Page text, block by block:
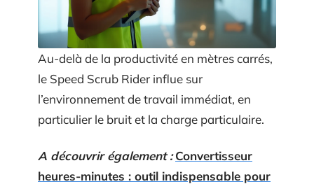
Au-delà de la productivité en mètres carrés,
le Speed Scrub Rider influe sur
l’environnement de travail immédiat, en
particulier le bruit et la charge particulaire.
A découvrir également : Convertisseur
heures-minutes : outil indispensable pour